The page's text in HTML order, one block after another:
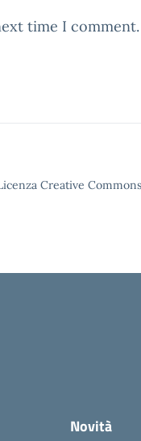
time I comment.
Creative
Novità